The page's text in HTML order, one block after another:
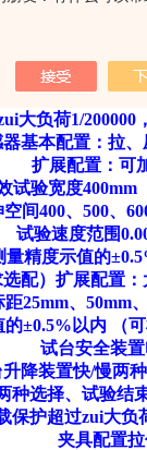
技术
200N，500N，
围0.2%～100%（
力精度示值的±1%
大负荷1/
基本配置：拉
扩展配置：可
试验宽度400mm
间400、500、
试验速度范围
量精度示值的
配）扩展配置
25mm、50mm
±0.5%以内 （
试台安全装
降装置快/慢两
种选择、试验结
保护超过zui大负
夹具配置